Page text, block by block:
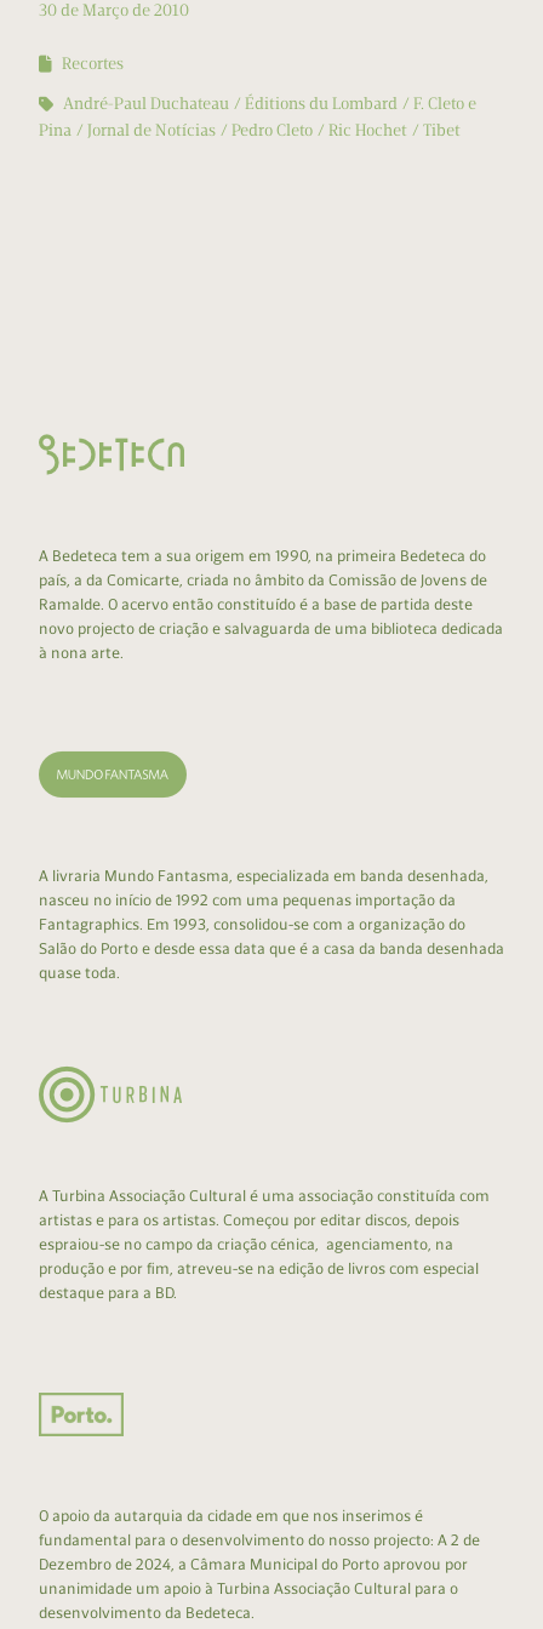
30 de Março de 2010
Recortes
André-Paul Duchateau
Éditions du Lombard
F. Cleto e
Pina
Jornal de Notícias Pedro Cleto Ric Hochet Tibet
A Bedeteca tem a sua origem em 1990, na primeira Bedeteca do
país, a da Comicarte, criada no âmbito da Comissão de Jovens de
Ramalde. O acervo então constituído é a base de partida deste
novo projecto de criação e salvaguarda de uma biblioteca dedicada
à nona arte.
A livraria Mundo Fantasma, especializada em banda desenhada,
nasceu no início de 1992 com uma pequenas importação da
Fantagraphics. Em 1993, consolidou-se com a organização do
Salão do Porto e desde essa data que é a casa da banda desenhada
quase toda.
A Turbina Associação Cultural é uma associação constituída com
artistas e para os artistas. Começou por editar discos, depois
espraiou-se no campo da criação cénica, agenciamento, na
produção e por fim, atreveu-se na edição de livros com especial
destaque para a BD.
O apoio da autarquia da cidade em que nos inserimos é
fundamental para o desenvolvimento do nosso projecto: A 2 de
Dezembro de 2024, a Câmara Municipal do Porto aprovou por
unanimidade um apoio à Turbina Associação Cultural para o
desenvolvimento da Bedeteca.